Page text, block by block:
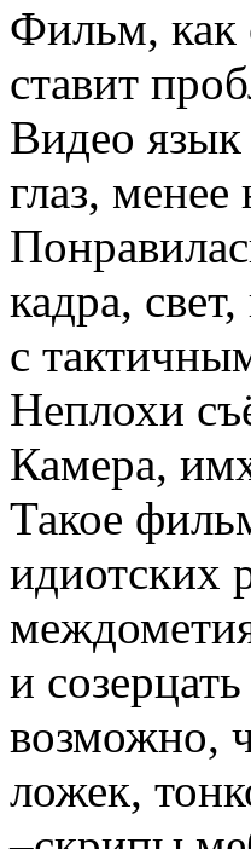
Фильм, как
ставит
Видео язык
глаз,
кадра,
с
Неплохи
Камера,
Такое
идиотских
и
возможно,
ложек,